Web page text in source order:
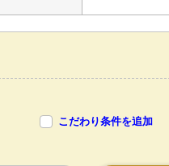
こだわり条件を追加